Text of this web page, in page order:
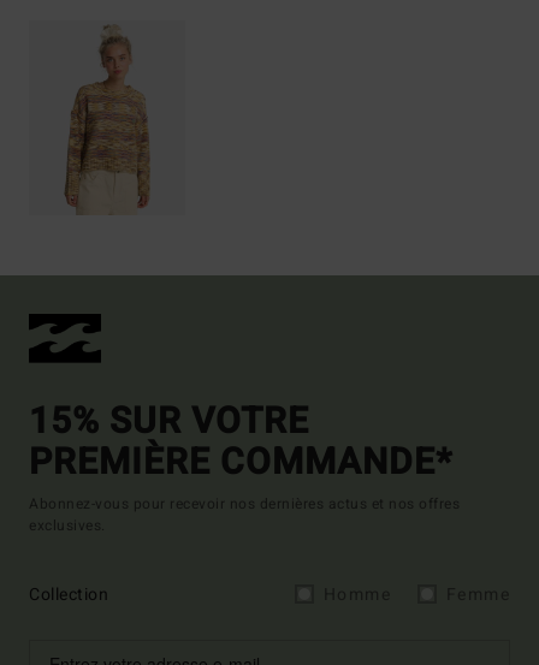
15% SUR VOTRE
PREMIÈRE COMMANDE*
Abonnez-vous pour recevoir nos dernières actus et nos offres
exclusives.
Collection